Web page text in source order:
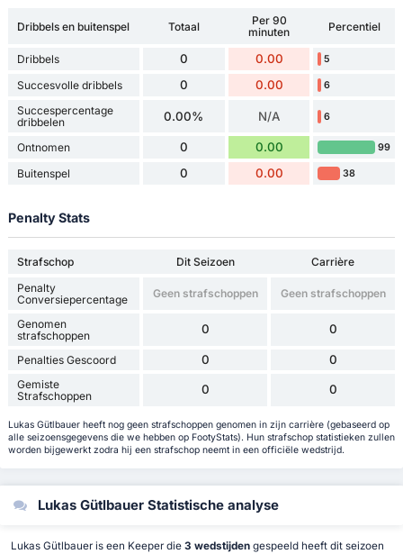
Dribbels en buitenspel Totaal
Per 90
minuten
Percentiel
Dribbels 0 0.00 5
Succesvolle dribbels 0 0.00 6
Succespercentage
dribbelen
0.00% N/A 6
Ontnomen 0 0.00 99
Buitenspel 0 0.00 38
Penalty Stats
Strafschop Dit Seizoen
Carrière
Penalty
Conversiepercentage
Geen strafschoppen Geen strafschoppen
Genomen
strafschoppen
0 0
Penalties Gescoord 0 0
Gemiste
Strafschoppen
0 0
Lukas Gütlbauer heeft nog geen strafschoppen genomen in zijn carrière (gebaseerd op
alle seizoensgegevens die we hebben op FootyStats). Hun strafschop statistieken zullen
worden bijgewerkt zodra hij een strafschop neemt in een officiële wedstrijd.
Lukas Gütlbauer Statistische analyse
Lukas Gütlbauer is een Keeper die 3 wedstijdengespeeld heeft dit seizoen